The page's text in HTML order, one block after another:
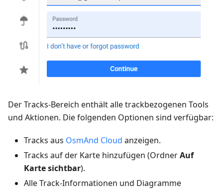
Der Tracks-Bereich enthält alle trackbezogenen Tools
und Aktionen. Die folgenden Optionen sind verfügbar:
Tracks aus OsmAnd Cloud anzeigen.
Tracks auf der Karte hinzufügen (OrdnerAuf
Karte sichtbar).
Alle Track-Informationen und Diagramme